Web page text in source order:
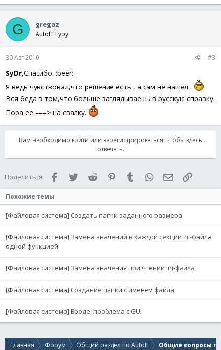
G gregaz
AutoIT Гуру
30 Авг 2010 #3
SyDr,Спасибо. :beer:
Я ведь чувствовал,что решение есть , а сам не нашел .
Вся беда в том,что больше заглядываешь в русскую справку.
Пора ее ===> на свалку.
Вам необходимо войти или зарегистрироваться, чтобы здесь
отвечать.
Поделиться: FacebookTwitter Reddit PinterestTumblr WhatsAppЭлектронная
Похожие темы
[Файловая система] Создать папки заданного размера
[Файловая система] Замена значений в каждой секции ini-файла
одной функцией
[Файловая система] Замена значения при чтении ini-файла
[Файловая система] Создание папки с именем файла
[Файловая система] Вроде, проблема с GUI
Главная Форум Общий раздел по AutoIt Общие вопросы